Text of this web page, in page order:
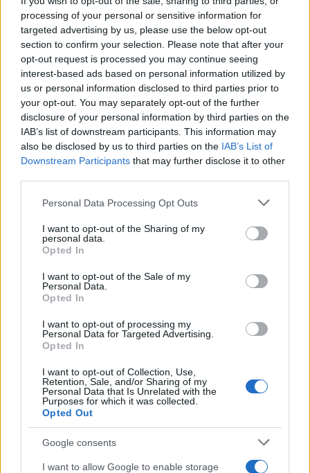
processing of your personal or sensitive information for
targeted advertising by us, please use the below opt-out
section to confirm your selection. Please note that after your
opt-out request is processed you may continue seeing
interest-based ads based on personal information utilized by
us or personal information disclosed to third parties prior to
your opt-out. You may separately opt-out of the further
disclosure of your personal information by third parties on the
IAB’s list of downstream participants. This information may
also be disclosed by us to third parties on the IAB’s List of
Downstream Participants that may further disclose it to other
Please note that this website/app uses one or more Google
not limited to your visit or usage behaviour. You may click to
grant or deny consent to Google and its third-party tags to
use your data for below specified purposes in below Google
consent section.
Personal Data Processing Opt Outs
I want to opt-out of the Sharing of my
personal data.
Opted In
I want to opt-out of the Sale of my
Personal Data.
Opted In
I want to opt-out of processing my
Personal Data for Targeted Advertising.
Opted In
I want to opt-out of Collection, Use,
Retention, Sale, and/or Sharing of my
Personal Data that Is Unrelated with the
Purposes for which it was collected.
Opted Out
Google consents
I want to allow Google to enable storage
desk feature, conserva una serie di lettere
d'archivio legate a Trieste come dettaglio
personale.
Continua a leggere